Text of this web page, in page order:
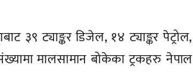
३९ ट्याङ्कर डिजेल, १४ ट्याङ्कर पेट्रोल,
मालसामान बोकेका ट्रकहरु नेपाल